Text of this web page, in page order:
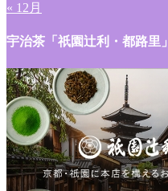
« 12月
宇治茶「祇園辻利・都路里」